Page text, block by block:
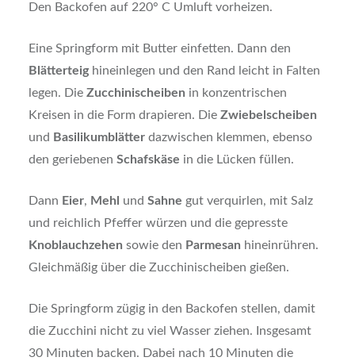
Den Backofen auf 220° C Umluft vorheizen.
Eine Springform mit Butter einfetten. Dann den
Blätterteighineinlegen und den Rand leicht in Falten
legen. Die Zucchinischeiben in konzentrischen
Kreisen in die Form drapieren. Die Zwiebelscheiben
und Basilikumblätterdazwischen klemmen, ebenso
den geriebenen Schafskäse in die Lücken füllen.
Dann Eier, Mehl und Sahne gut verquirlen, mit Salz
und reichlich Pfeffer würzen und die gepresste
Knoblauchzehen sowie den Parmesan hineinrühren.
Gleichmäßig über die Zucchinischeiben gießen.
Die Springform zügig in den Backofen stellen, damit
die Zucchini nicht zu viel Wasser ziehen. Insgesamt
30 Minuten backen. Dabei nach 10 Minuten die